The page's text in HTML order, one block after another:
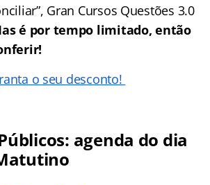
Gran Cursos Questões 3.0
é por tempo limitado, então
o seu desconto!
agenda do dia